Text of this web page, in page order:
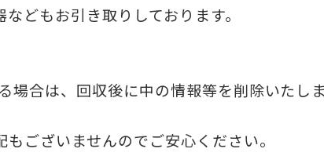
どもお引き取りしております。
場合は、回収後に中の情報等を削除いたし
ございませんのでご安心ください。